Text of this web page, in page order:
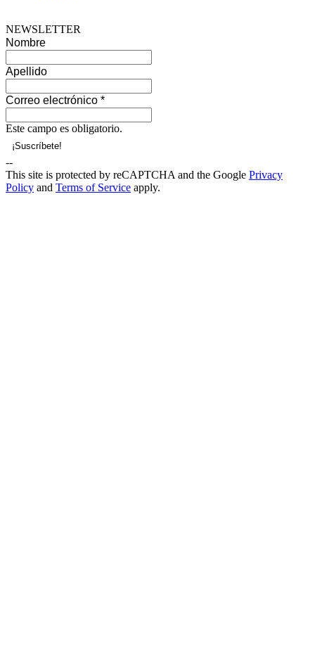
NEWSLETTER
Nombre
Apellido
Correo electrónico *
Este campo es obligatorio.
--
This site is protected by reCAPTCHA and the Google Privacy
Policy and Terms of Service apply.